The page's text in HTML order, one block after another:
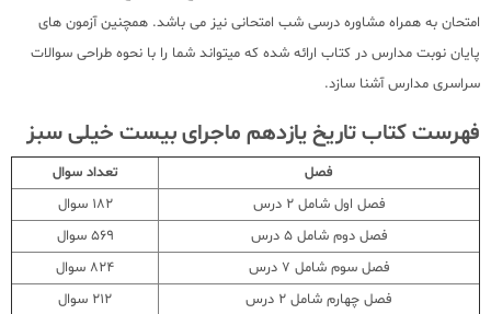
امتحان به همراه مشاوره درسی شب امتحانی نیز می باشد. همچنین آزمون های
پایان نوبت مدارس در کتاب ارائه شده که میتواند شما را با نحوه طراحی سوالات
سراسری مدارس آشنا سازد.
فهرست کتاب تاریخ یازدهم ماجرای بیست خیلی سبز
فصل
تعداد سوال
فصل اول شامل 2 درس
182 سوال
فصل دوم شامل 5 درس
569 سوال
فصل سوم شامل 7 درس
824 سوال
فصل چهارم شامل 2 درس
212 سوال